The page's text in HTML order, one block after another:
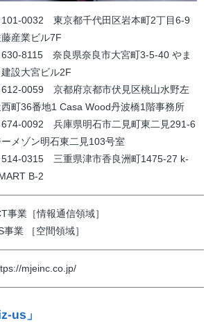
101-0032 東京都千代田区岩本町2丁目6-9
産業ビル7F
630-8115 奈良県奈良市大宮町3-5-40 やま
建設大宮ビル2F
612-0059 京都府京都市伏見区桃山水野左
町36番地1 Casa Wood丹波橋1階事務所
674-0092 兵庫県明石市二見町東二見291-6
ーメゾン明石東二見103号室
514-0315 三重県津市香良洲町1475-27 k-
B-2
事業［情報通信領域］
事業 ［空間領域］
mjeinc.co.jp/
us」